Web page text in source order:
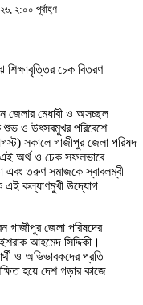
২:০০ পূর্বাহ্ণ
জেলার মেধাবী ও অসচ্ছল
শুভ ও উৎসবমুখর পরিবেশে
সকালে গাজীপুর জেলা পরিষদ
এই অর্থ ও চেক সফলভাবে
এবং তরুণ সমাজকে স্বাবলম্বী
এই কল্যাণমুখী উদ্যোগ
জেলা পরিষদের
আহমেদ সিদ্দিকী।
ও অভিভাবকদের প্রতি
হয়ে দেশ গড়ার কাজে